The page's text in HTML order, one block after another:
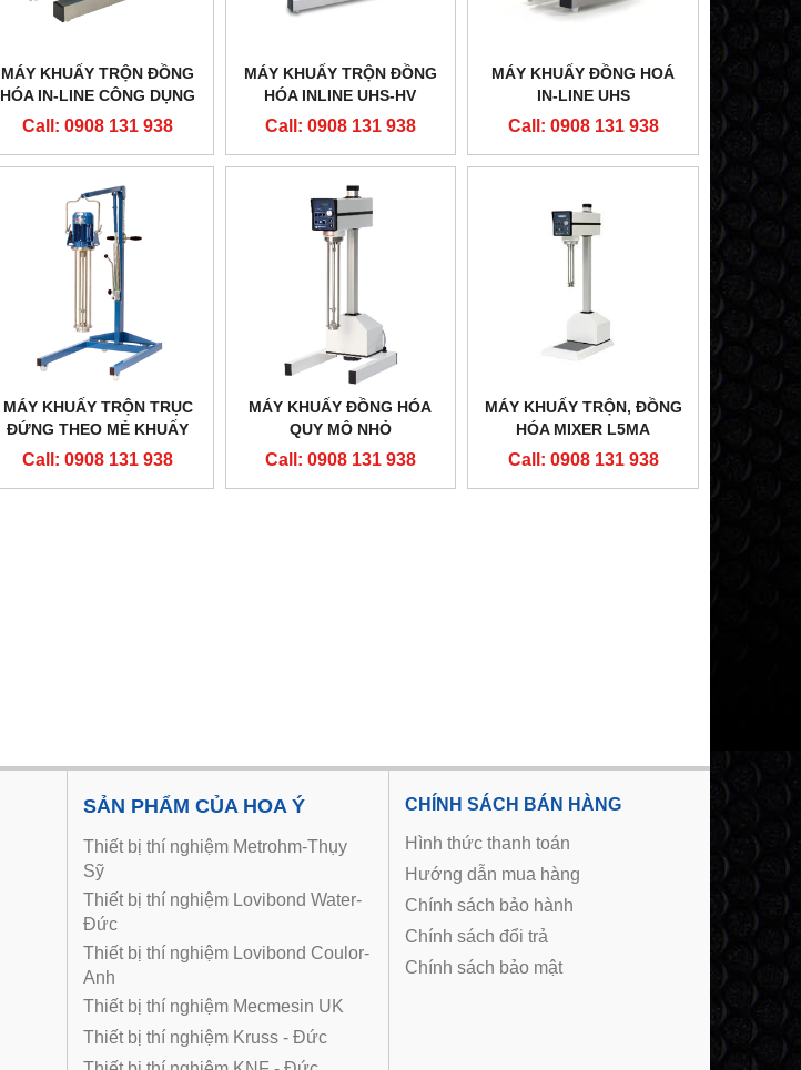
MÁY ĐO NHU CẦU OXI HÓA BOD
Call: 0908 131 938
MÁY ĐO PH
Call: 0908
MÁY KHUẤY TRỘN ĐỒNG
HÓA IN-LINE CÔNG DỤNG
CHUNG
Call: 0908 131 938
MÁY KHUẤY TRỘN ĐỒNG
HÓA INLINE UHS-HV
Call: 0908 131 938
MÁY KHUẤY ĐỒNG HOÁ
IN-LINE UHS
Call: 0908 131 938
MÁY KHUẤY TRỘN TRỤC
ĐỨNG THEO MẺ KHUẤY
Call: 0908 131 938
MÁY KHUẤY ĐỒNG HÓA
QUY MÔ NHỎ
Call: 0908 131 938
MÁY KHUẤY TRỘN, ĐỒNG
HÓA MIXER L5MA
Call: 0908 131 938
SẢN PHẨM CỦA HOA Ý
Thiết bị thí nghiệm Metrohm-Thụy
Sỹ
Thiết bị thí nghiệm Lovibond Water-
Đức
Thiết bị thí nghiệm Lovibond Coulor-
Anh
Thiết bị thí nghiệm Mecmesin UK
Thiết bị thí nghiệm Kruss - Đức
CHÍNH SÁCH BÁN HÀNG
Hình thức thanh toán
Hướng dẫn mua hàng
Chính sách bảo hành
Chính sách đổi trả
Chính sách bảo mật